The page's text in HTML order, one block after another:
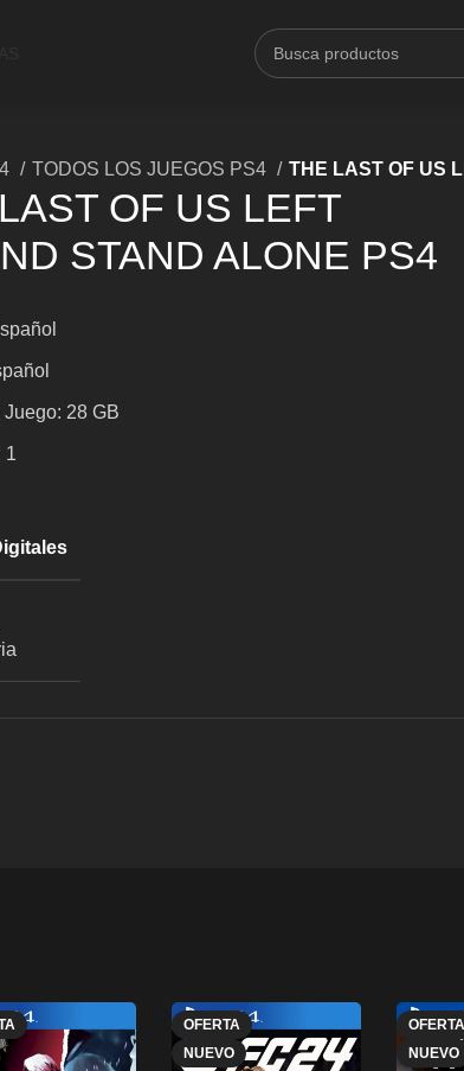
TODOS LOS JUEGOS PS4 THE LAST OF US
OF US LEFT
STAND ALONE PS4
Juego: 28 GB
1
OFERTA
NUEVO
OFERTA
NUEVO